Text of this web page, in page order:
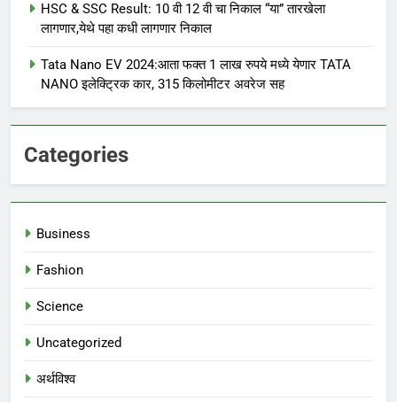
HSC & SSC Result: 10 वी 12 वी चा निकाल “या” तारखेला
लागणार,येथे पहा कधी लागणार निकाल
Tata Nano EV 2024:आता फक्त 1 लाख रुपये मध्ये येणार TATA
NANO इलेक्ट्रिक कार, 315 किलोमीटर अवरेज सह
Categories
Business
Fashion
Science
Uncategorized
अर्थविश्व